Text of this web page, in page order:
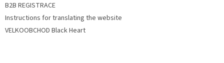
B2B REGISTRACE
Instructions for translating the website
VELKOOBCHOD Black Heart